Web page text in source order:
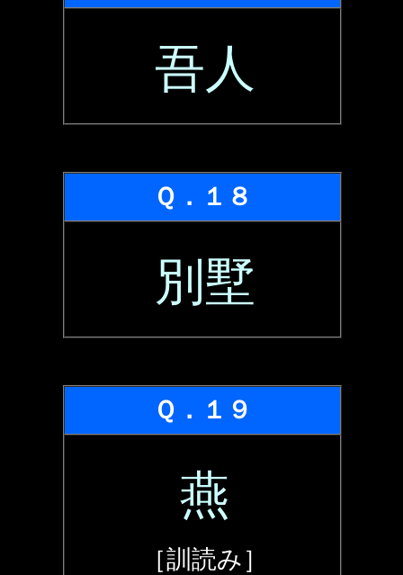
吾人
Ｑ．１８
別墅
Ｑ．１９
燕
［訓読み］